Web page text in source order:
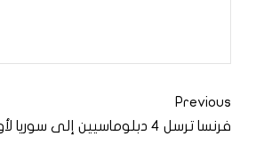
Previous
فرنسا ترسل 4 دبلوماسيين إلى سوريا لأول مرة منذ 12 عاما